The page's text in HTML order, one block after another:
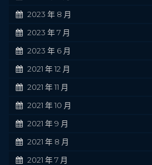
2023 年 8 月
2023 年 7 月
2023 年 6 月
2021 年 12 月
2021 年 11 月
2021 年 10 月
2021 年 9 月
2021 年 8 月
2021 年 7 月